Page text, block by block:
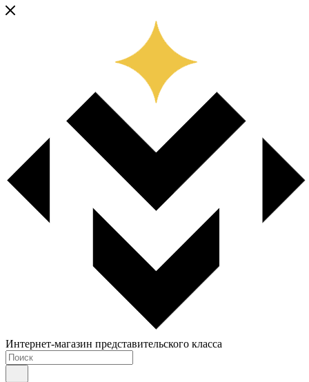
Интернет-магазин представительского класса